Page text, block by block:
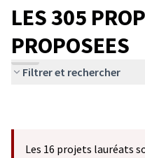
LES 305
PROPOSEES
Filtrer et rechercher
Les 16 projets lauréats